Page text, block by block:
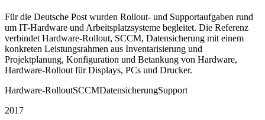
Für die Deutsche Post wurden Rollout- und Supportaufgaben rund
um IT-Hardware und Arbeitsplatzsysteme begleitet. Die Referenz
verbindet Hardware-Rollout, SCCM, Datensicherung mit einem
konkreten Leistungsrahmen aus Inventarisierung und
Projektplanung, Konfiguration und Betankung von Hardware,
Hardware-Rollout für Displays, PCs und Drucker.
Hardware-RolloutSCCMDatensicherungSupport
2017